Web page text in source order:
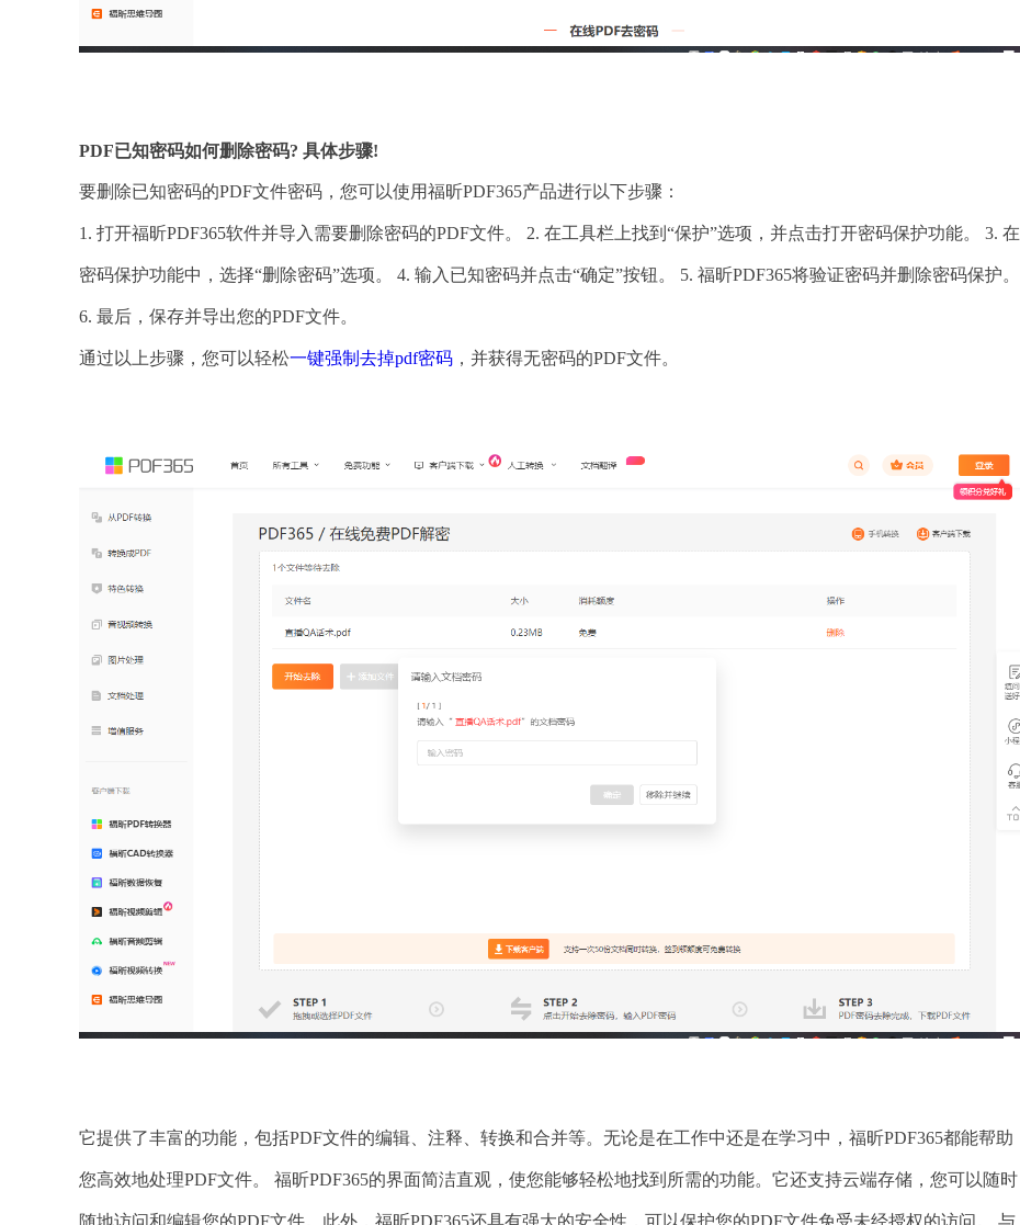
PDF已知密码如何删除密码? 具体步骤!
要删除已知密码的PDF文件密码，您可以使用福昕PDF365产品进行以下步骤：
1. 打开福昕PDF365软件并导入需要删除密码的PDF文件。 2. 在工具栏上找到“保护”选项，并点击打开密码保护功能。 3. 在
密码保护功能中，选择“删除密码”选项。 4. 输入已知密码并点击“确定”按钮。 5. 福昕PDF365将验证密码并删除密码保护。
6. 最后，保存并导出您的PDF文件。
通过以上步骤，您可以轻松一键强制去掉pdf密码 ，并获得无密码的PDF文件。
它提供了丰富的功能，包括PDF文件的编辑、注释、转换和合并等。无论是在工作中还是在学习中，福昕PDF365都能帮助
您高效地处理PDF文件。 福昕PDF365的界面简洁直观，使您能够轻松地找到所需的功能。它还支持云端存储，您可以随时
随地访问和编辑您的PDF文件。此外，福昕PDF365还具有强大的安全性，可以保护您的PDF文件免受未经授权的访问。 与